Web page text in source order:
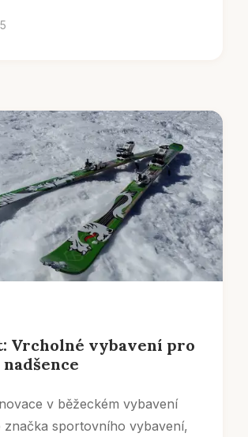
Vrcholné vybavení pro
v běžeckém vybavení
značka sportovního vybavení,